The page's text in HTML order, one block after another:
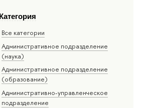
Категория
Все категории
Административное подразделение
(наука)
Административное подразделение
(образование)
Административно-управленческое
подразделение